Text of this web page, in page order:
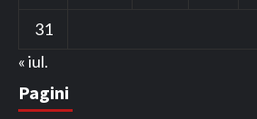
31
« iul.
Pagini